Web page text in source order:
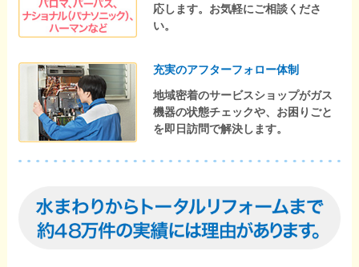
応します。お気軽にご相談くださ
い。
充実のアフターフォロー体制
地域密着のサービスショップがガス
機器の状態チェックや、お困りごと
を即日訪問で解決します。